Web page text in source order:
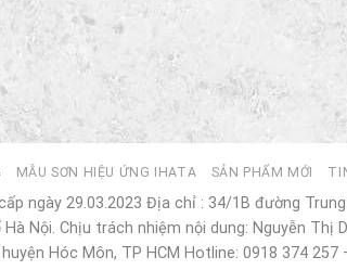
MẪU SƠN HIỆU ỨNG IHATA SẢN PHẨM MỚI
ngày 29.03.2023 Địa chỉ : 34/1B đường
Nội. Chịu trách nhiệm nội dung: Nguyễn
Hóc Môn, TP HCM Hotline: 0918 374 257